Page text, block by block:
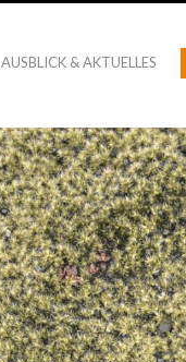
AUSBLICK & AKTUELLES